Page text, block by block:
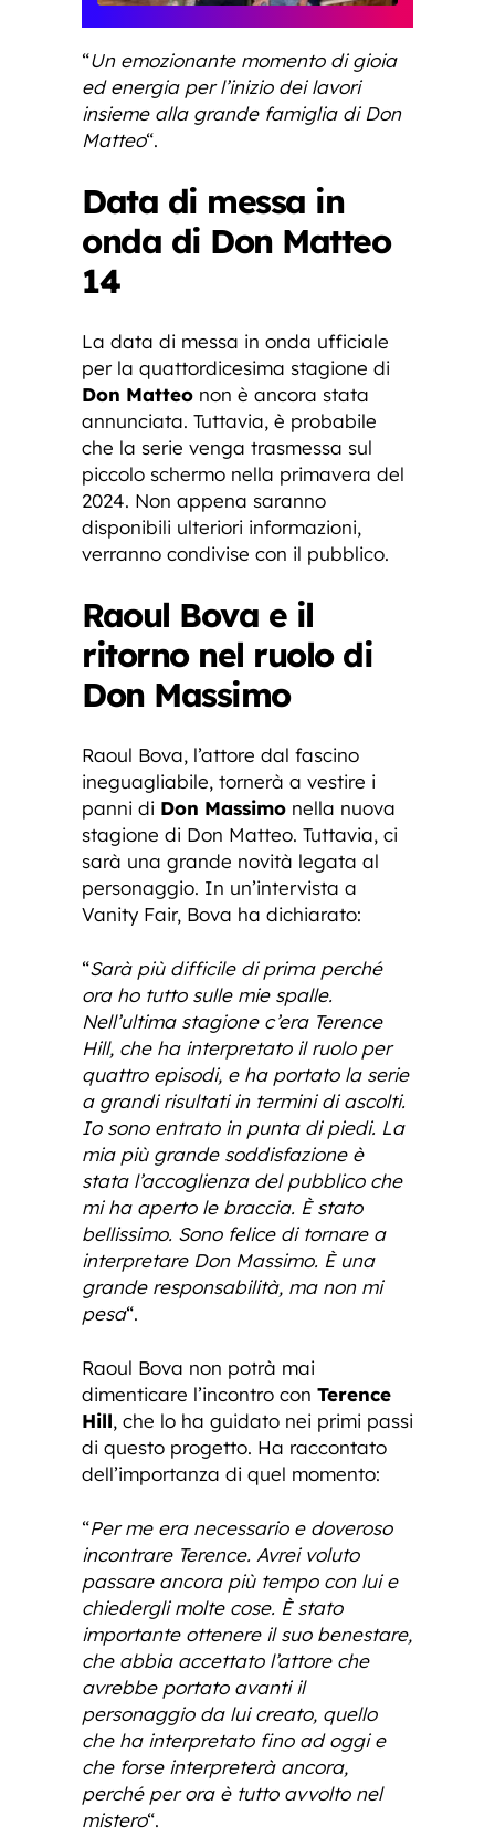
“Un emozionante momento di gioia
ed energia per l’inizio dei lavori
insieme alla grande famiglia di Don
Matteo“.
Data di messa in
onda di Don Matteo
14
La data di messa in onda ufficiale
per la quattordicesima stagione di
Don Matteo non è ancora stata
annunciata. Tuttavia, è probabile
che la serie venga trasmessa sul
piccolo schermo nella primavera del
2024. Non appena saranno
disponibili ulteriori informazioni,
verranno condivise con il pubblico.
Raoul Bova e il
ritorno nel ruolo di
Don Massimo
Raoul Bova, l’attore dal fascino
ineguagliabile, tornerà a vestire i
panni di Don Massimo nella nuova
stagione di Don Matteo. Tuttavia, ci
sarà una grande novità legata al
personaggio. In un’intervista a
Vanity Fair, Bova ha dichiarato:
“Sarà più difficile di prima perché
ora ho tutto sulle mie spalle.
Nell’ultima stagione c’era Terence
Hill, che ha interpretato il ruolo per
quattro episodi, e ha portato la serie
a grandi risultati in termini di ascolti.
Io sono entrato in punta di piedi. La
mia più grande soddisfazione è
stata l’accoglienza del pubblico che
mi ha aperto le braccia. È stato
bellissimo. Sono felice di tornare a
interpretare Don Massimo. È una
grande responsabilità, ma non mi
pesa“.
Raoul Bova non potrà mai
dimenticare l’incontro con Terence
Hill, che lo ha guidato nei primi passi
di questo progetto. Ha raccontato
dell’importanza di quel momento:
“Per me era necessario e doveroso
incontrare Terence. Avrei voluto
passare ancora più tempo con lui e
chiedergli molte cose. È stato
importante ottenere il suo benestare,
che abbia accettato l’attore che
avrebbe portato avanti il
personaggio da lui creato, quello
che ha interpretato fino ad oggi e
che forse interpreterà ancora,
perché per ora è tutto avvolto nel
mistero“.